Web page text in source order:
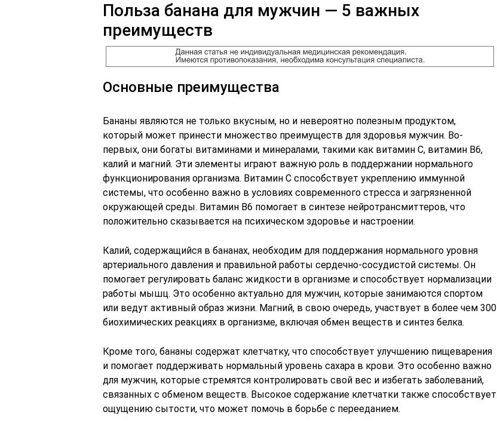
Польза банана для мужчин — 5 важных
преимуществ
Основные преимущества
Бананы являются не только вкусным, но и невероятно полезным продуктом,
который может принести множество преимуществ для здоровья мужчин. Во-
первых, они богаты витаминами и минералами, такими как витамин C, витамин B6,
калий и магний. Эти элементы играют важную роль в поддержании нормального
функционирования организма. Витамин C способствует укреплению иммунной
системы, что особенно важно в условиях современного стресса и загрязненной
окружающей среды. Витамин B6 помогает в синтезе нейротрансмиттеров, что
положительно сказывается на психическом здоровье и настроении.
Калий, содержащийся в бананах, необходим для поддержания нормального уровня
артериального давления и правильной работы сердечно-сосудистой системы. Он
помогает регулировать баланс жидкости в организме и способствует нормализации
работы мышц. Это особенно актуально для мужчин, которые занимаются спортом
или ведут активный образ жизни. Магний, в свою очередь, участвует в более чем 300
биохимических реакциях в организме, включая обмен веществ и синтез белка.
Кроме того, бананы содержат клетчатку, что способствует улучшению пищеварения
и помогает поддерживать нормальный уровень сахара в крови. Это особенно важно
для мужчин, которые стремятся контролировать свой вес и избегать заболеваний,
связанных с обменом веществ. Высокое содержание клетчатки также способствует
ощущению сытости, что может помочь в борьбе с перееданием.